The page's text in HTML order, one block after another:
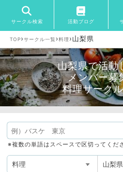
サークル検索 活動ブログ
TOP›サークル一覧 ›料理 ›山梨県
山梨県で活動
メンバー募
料理サーク
※複数の単語はスペースで区切ってくだ